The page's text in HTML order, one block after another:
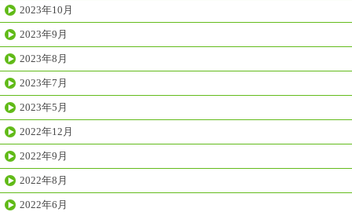
2023年10月
2023年9月
2023年8月
2023年7月
2023年5月
2022年12月
2022年9月
2022年8月
2022年6月